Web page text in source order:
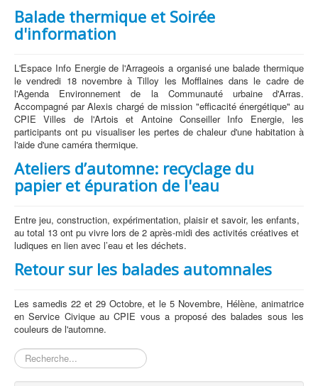
Balade thermique et Soirée
d'information
L'Espace Info Energie de l'Arrageois a organisé une balade thermique
le vendredi 18 novembre à Tilloy les Mofflaines dans le cadre de
l'Agenda Environnement de la Communauté urbaine d'Arras.
Accompagné par Alexis chargé de mission "efficacité énergétique" au
CPIE Villes de l'Artois et Antoine Conseiller Info Energie, les
participants ont pu visualiser les pertes de chaleur d'une habitation à
l'aide d'une caméra thermique.
Ateliers d’automne: recyclage du
papier et épuration de l'eau
Entre jeu, construction, expérimentation, plaisir et savoir, les enfants,
au total 13 ont pu vivre lors de 2 après-midi des activités créatives et
ludiques en lien avec l’eau et les déchets.
Retour sur les balades automnales
Les samedis 22 et 29 Octobre, et le 5 Novembre, Hélène, animatrice
en Service Civique au CPIE vous a proposé des balades sous les
couleurs de l'automne.
Rechercher